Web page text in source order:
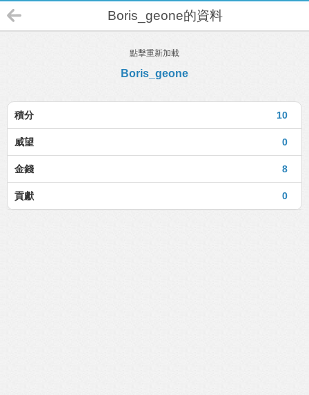
Boris_geone的資料
點擊重新加載
Boris_geone
10
積分
0
威望
8
金錢
0
貢獻